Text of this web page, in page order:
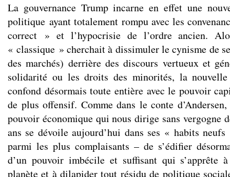
La gouvernance Trump incarne en effet une
politique ayant totalement rompu avec les
correct » et l’hypocrisie de l’ordre ancien.
« classique » cherchait à dissimuler le cynisme de
des marchés) derrière des discours vertueux et
solidarité ou les droits des minorités, la nouvelle
confond désormais toute entière avec le pouvoir
de plus offensif. Comme dans le conte
pouvoir économique qui nous dirige sans vergogne
ans se dévoile aujourd’hui dans ses « habits
parmi les plus complaisants – de s’édifier
d’un pouvoir imbécile et suffisant qui
planète et à dilapider tout résidu de politique